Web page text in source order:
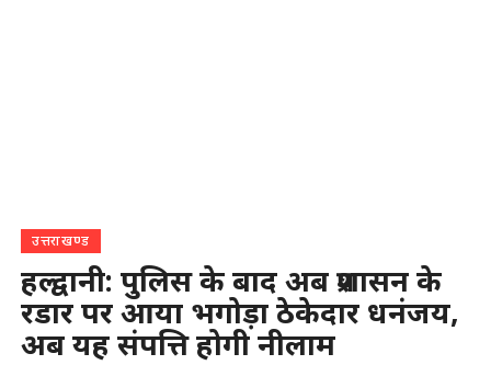
उत्तराखण्ड
हल्द्वानी: पुलिस के बाद अब प्रशासन के
रडार पर आया भगोड़ा ठेकेदार धनंजय,
अब यह संपत्ति होगी नीलाम